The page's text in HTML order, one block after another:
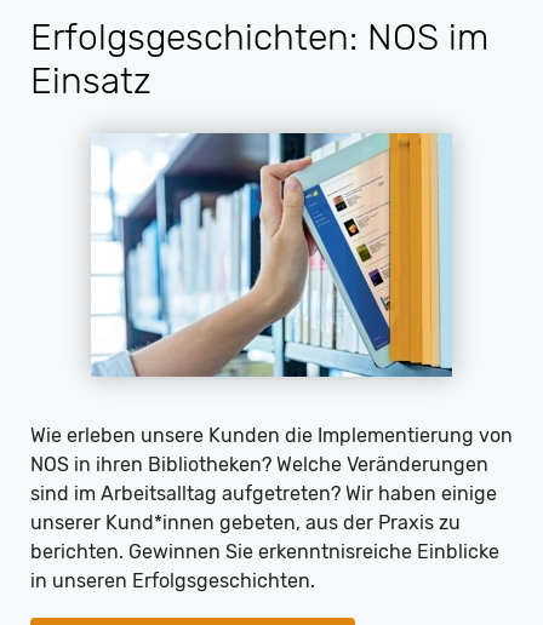
Erfolgsgeschichten: NOS im
Einsatz
Wie erleben unsere Kunden die Implementierung von
NOS in ihren Bibliotheken? Welche Veränderungen
sind im Arbeitsalltag aufgetreten? Wir haben einige
unserer Kund*innen gebeten, aus der Praxis zu
berichten. Gewinnen Sie erkenntnisreiche Einblicke
in unseren Erfolgsgeschichten.